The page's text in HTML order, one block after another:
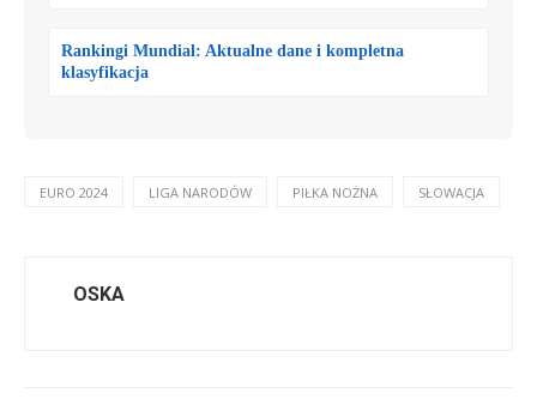
Rankingi Mundial: Aktualne dane i kompletna
klasyfikacja
EURO 2024 LIGA NARODÓW PIŁKA NOŻNA SŁOWACJA
OSKA